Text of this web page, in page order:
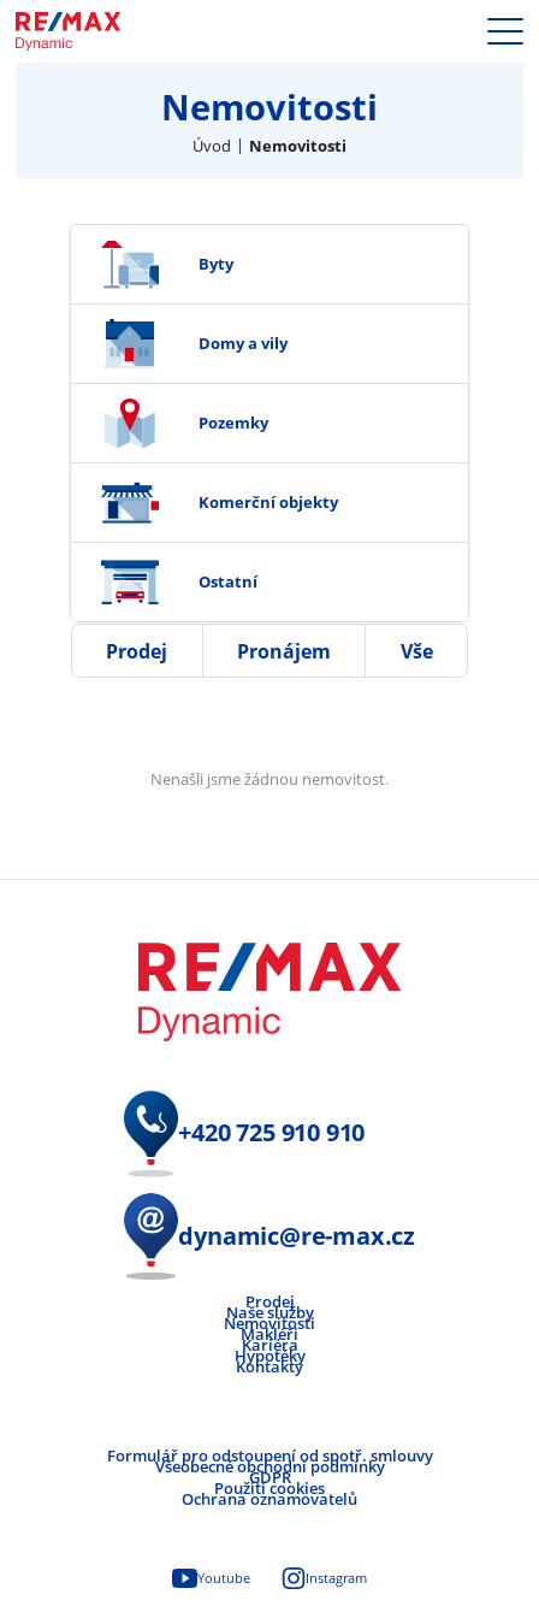
Naše služby
Nemovitosti
Kontakty
Nemovitosti
Úvod Nemovitosti
Byty
Domy a vily
Pozemky
Komerční objekty
Ostatní
Prodej Pronájem Vše
Nenašli jsme žádnou nemovitost.
+420 725 910 910
dynamic@re-max.cz
Prodej
Naše služby
Nemovitosti
Makléři
Kariéra
Hypotéky
Kontakty
Formulář pro odstoupení od spotř. smlouvy
Všeobecné obchodní podmínky
GDPR
Použití cookies
Ochrana oznamovatelů
Youtube Instagram